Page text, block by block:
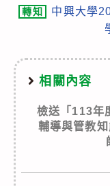
轉知
中興大學
相關內容
檢送「113年
輔導與管教